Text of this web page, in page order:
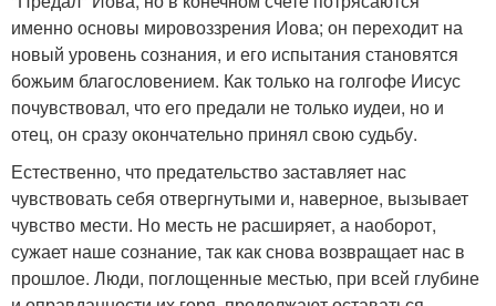
именно основы мировоззрения Иова; он переходит на
новый уровень сознания, и его испытания становятся
божьим благословением. Как только на голгофе Иисус
почувствовал, что его предали не только иудеи, но и
отец, он сразу окончательно принял свою судьбу.
Естественно, что предательство заставляет нас
чувствовать себя отвергнутыми и, наверное, вызывает
чувство мести. Но месть не расширяет, а наоборот,
сужает наше сознание, так как снова возвращает нас в
прошлое. Люди, поглощенные местью, при всей глубине